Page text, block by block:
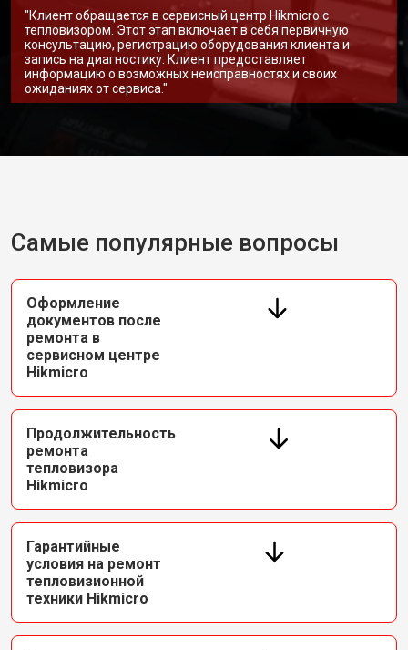
"Клиент обращается в сервисный центр Hikmicro с
тепловизором. Этот этап включает в себя первичную
консультацию, регистрацию оборудования клиента и
запись на диагностику. Клиент предоставляет
информацию о возможных неисправностях и своих
ожиданиях от сервиса."
Самые популярные вопросы
Оформление
документов после
ремонта в
сервисном центре
Hikmicro
Продолжительность
ремонта
тепловизора
Hikmicro
Гарантийные
условия на ремонт
тепловизионной
техники Hikmicro